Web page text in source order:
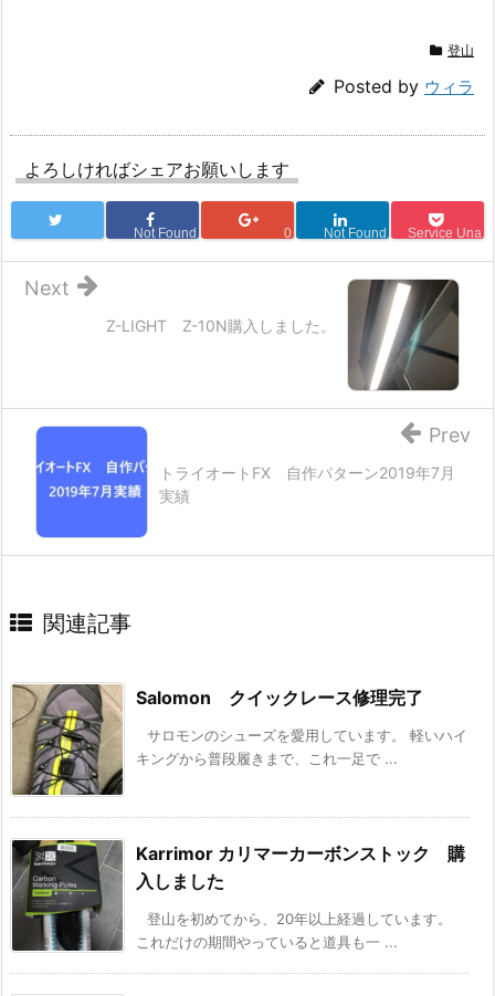
登山
Posted by ウィラ
よろしければシェアお願いします
Not Found 0 Not Found Service Una
Z-LIGHT Z-10N購入しました。
Next
トライオートFX 自作パターン2019年7月
実績
Prev
関連記事
Salomon クイックレース修理完了
サロモンのシューズを愛用しています。 軽いハイ
キングから普段履きまで、これ一足で ...
Karrimor カリマーカーボンストック 購
入しました
登山を初めてから、20年以上経過しています。
これだけの期間やっていると道具も一 ...